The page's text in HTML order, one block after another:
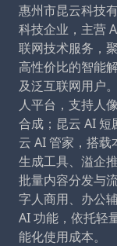
惠州市昆云科技
科技企业，主营
联网技术服务，
高性价比的智能
及泛互联网用户
人平台，支持人
合成；昆云 AI 短
云 AI 管家，搭载
生成工具、溢企
批量内容分发与
字人商用、办公
AI 功能，依托轻
能化使用成本。